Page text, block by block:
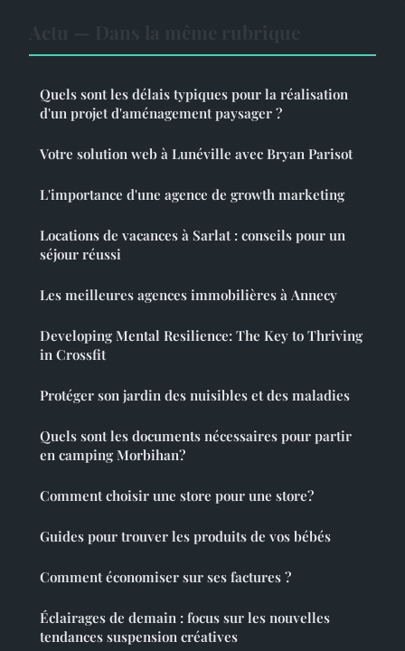
Quels sont les délais typiques pour la réalisation
d'un projet d'aménagement paysager ?
Votre solution web à Lunéville avec Bryan Parisot
L'importance d'une agence de growth marketing
Locations de vacances à Sarlat : conseils pour un
séjour réussi
Les meilleures agences immobilières à Annecy
Developing Mental Resilience: The Key to Thriving
in Crossfit
Protéger son jardin des nuisibles et des maladies
Quels sont les documents nécessaires pour partir
en camping Morbihan?
Comment choisir une store pour une store?
Guides pour trouver les produits de vos bébés
Comment économiser sur ses factures ?
Éclairages de demain : focus sur les nouvelles
tendances suspension créatives